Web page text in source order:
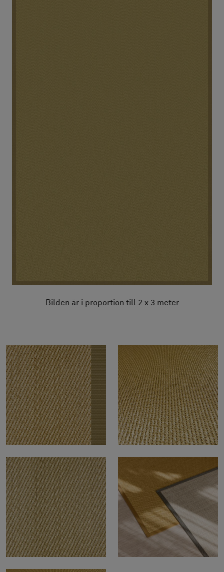
Bilden är i proportion till 2 x 3 meter